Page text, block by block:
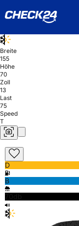
Breite
155
Höhe
70
Zoll
13
Last
75
Speed
T
D
B
70db